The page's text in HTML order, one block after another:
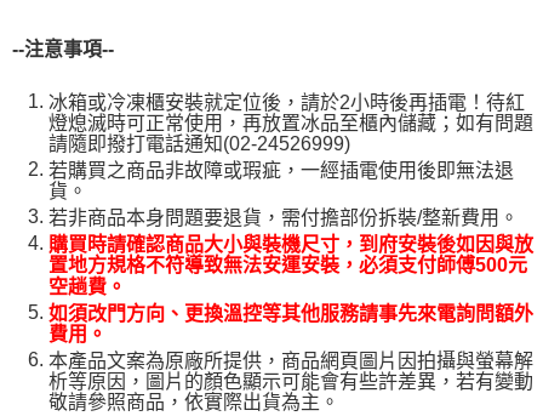
--注意事項--
冰箱或冷凍櫃安裝就定位後，請於2小時後再插電！待紅
燈熄滅時可正常使用，再放置冰品至櫃內儲藏；如有問題
請隨即撥打電話通知(02-24526999)
若購買之商品非故障或瑕疵，一經插電使用後即無法退
貨。
若非商品本身問題要退貨，需付擔部份拆裝/整新費用。
購買時請確認商品大小與裝機尺寸，到府安裝後如因與放
置地方規格不符導致無法安運安裝，必須支付師傅500元
空趟費。
如須改門方向、更換溫控等其他服務請事先來電詢問額外
費用。
本產品文案為原廠所提供，商品網頁圖片因拍攝與螢幕解
析等原因，圖片的顏色顯示可能會有些許差異，若有變動
敬請參照商品，依實際出貨為主。